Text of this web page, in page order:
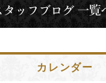
カレンダー